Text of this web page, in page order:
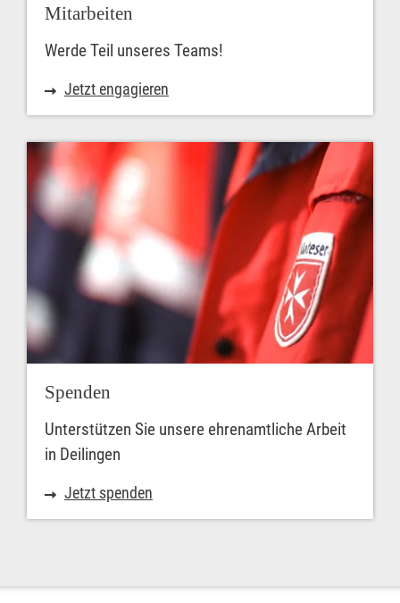
Mitarbeiten
Werde Teil unseres Teams!
Jetzt engagieren
Spenden
Unterstützen Sie unsere ehrenamtliche Arbeit
in Deilingen
Jetzt spenden